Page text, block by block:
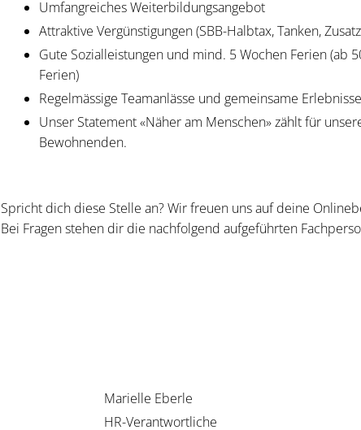
Umfangreiches Weiterbildungsangebot
Attraktive Vergünstigungen (SBB-Halbtax, Tanken,
Gute Sozialleistungen und mind. 5 Wochen Ferien (ab
Ferien)
Regelmässige Teamanlässe und gemeinsame
Unser Statement «Näher am Menschen» zählt für
Bewohnenden.
Spricht dich diese Stelle an? Wir freuen uns auf deine
Bei Fragen stehen dir die nachfolgend aufgeführten
Marielle Eberle
HR-Verantwortliche